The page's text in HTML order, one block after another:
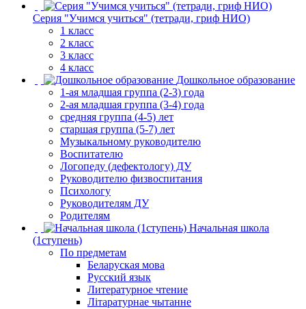
Серия "Учимся учиться" (тетради, гриф НИО)
1 класс
2 класс
3 класс
4 класс
Дошкольное образование
1-ая младшая группа (2-3) года
2-ая младшая группа (3-4) года
средняя группа (4-5) лет
старшая группа (5-7) лет
Музыкальному руководителю
Воспитателю
Логопеду (дефектологу) ДУ
Руководителю физвоспитания
Психологу
Руководителям ДУ
Родителям
Начальная школа
(1ступень)
По предметам
Беларуская мова
Русский язык
Литературное чтение
Літаратурнае чытанне